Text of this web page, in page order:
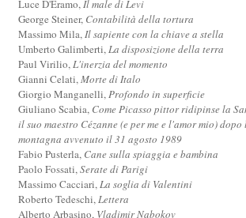
Luce D'Eramo,Il male di Levi
George Steiner, Contabilità della tortura
Massimo Mila,Il sapiente con la chiave a stella
Umberto Galimberti,La disposizione della terra
Paul Virilio,L'inerzia del momento
Gianni Celati,Morte di Italo
Giorgio Manganelli,Profondo in superficie
Giuliano Scabia, Come Picasso pittor ridipinse la
il suo maestro Cézanne (e per me e l'amor mio)
montagna avvenuto il 31 agosto 1989
Fabio Pusterla, Cane sulla spiaggia e bambina
Paolo Fossati,Serate di Parigi
Massimo Cacciari,La soglia di Valentini
Roberto Tedeschi,Lettera
Alberto Arbasino, Vladimir Nabokov